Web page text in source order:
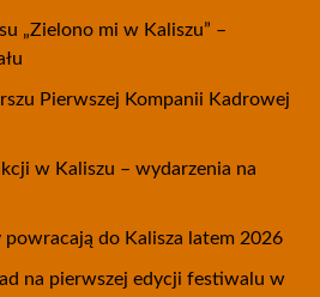
„Zielono mi w Kaliszu” –
Pierwszej Kompanii Kadrowej
w Kaliszu – wydarzenia na
do Kalisza latem 2026
na pierwszej edycji festiwalu w